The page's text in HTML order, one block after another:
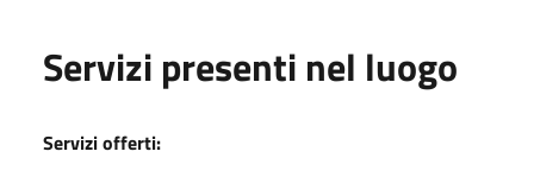
Servizi presenti nel luogo
Servizi offerti: